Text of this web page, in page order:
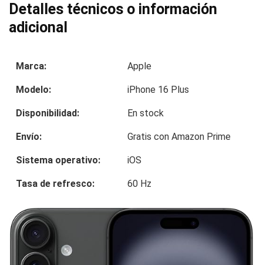
Detalles técnicos o información
adicional
Marca: Apple
Modelo: iPhone 16 Plus
Disponibilidad: En stock
Envío: Gratis con Amazon Prime
Sistema operativo: iOS
Tasa de refresco: 60 Hz